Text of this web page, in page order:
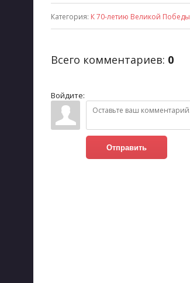
Категория: К 70-летию Великой Победы
Всего комментариев: 0
Войдите:
Отправить